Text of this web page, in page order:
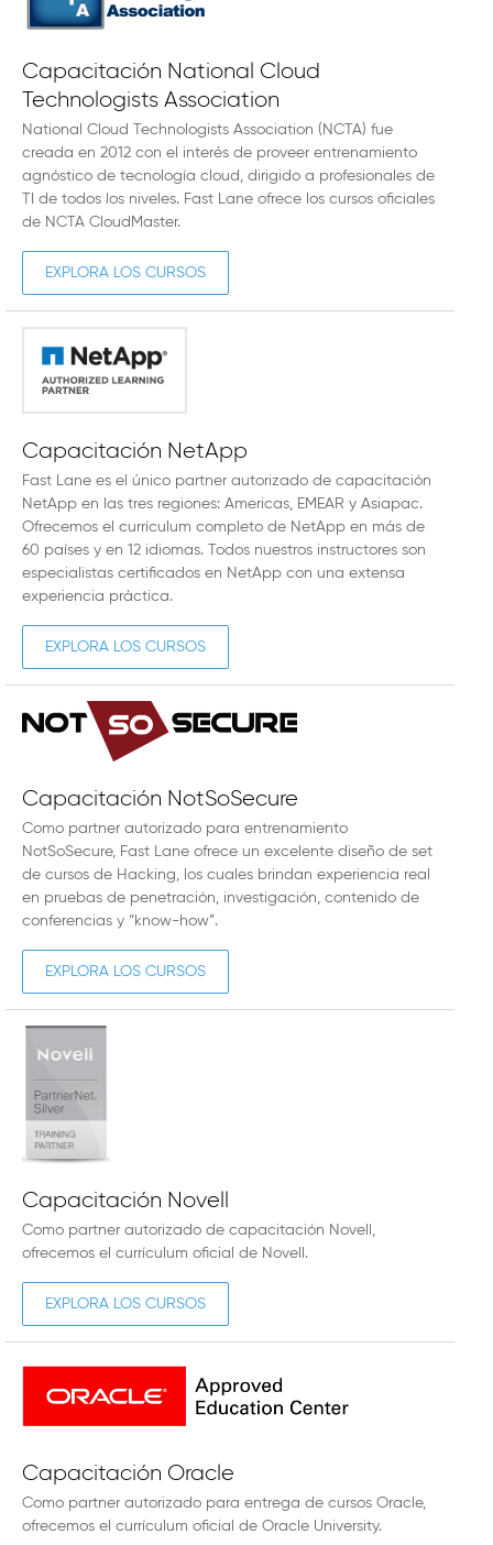
Capacitación National Cloud
Technologists Association
National Cloud Technologists Association (NCTA) fue
creada en 2012 con el interés de proveer entrenamiento
agnóstico de tecnología cloud, dirigido a profesionales de
TI de todos los niveles. Fast Lane ofrece los cursos oficiales
de NCTA CloudMaster.
EXPLORA LOS CURSOS
Capacitación NetApp
Fast Lane es el único partner autorizado de capacitación
NetApp en las tres regiones: Americas, EMEAR y Asiapac.
Ofrecemos el currículum completo de NetApp en más de
60 países y en 12 idiomas. Todos nuestros instructores son
especialistas certificados en NetApp con una extensa
experiencia práctica.
EXPLORA LOS CURSOS
Capacitación NotSoSecure
Como partner autorizado para entrenamiento
NotSoSecure, Fast Lane ofrece un excelente diseño de set
de cursos de Hacking, los cuales brindan experiencia real
en pruebas de penetración, investigación, contenido de
conferencias y “know-how”.
EXPLORA LOS CURSOS
Capacitación Novell
Como partner autorizado de capacitación Novell,
ofrecemos el currículum oficial de Novell.
EXPLORA LOS CURSOS
Capacitación Oracle
Como partner autorizado para entrega de cursos Oracle,
ofrecemos el currículum oficial de Oracle University.